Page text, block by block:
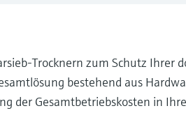
Trocknern zum Schutz Ihrer
bestehend aus
der Gesamtbetriebskosten in